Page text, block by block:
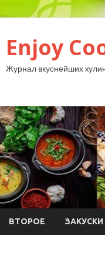
Enjoy
Журнал вкуснейших
ВТОРОЕ ЗАКУСКИ